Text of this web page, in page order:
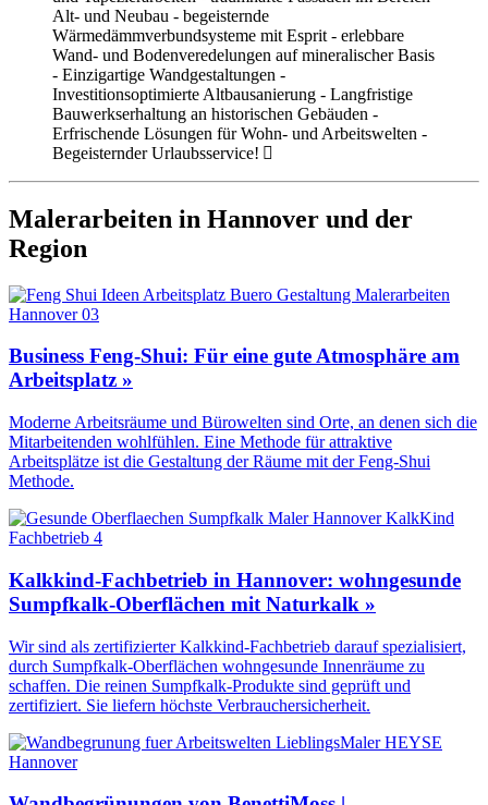
Alt- und Neubau - begeisternde
Wärmedämmverbundsysteme mit Esprit - erlebbare
Wand- und Bodenveredelungen auf mineralischer Basis
- Einzigartige Wandgestaltungen -
Investitionsoptimierte Altbausanierung - Langfristige
Bauwerkserhaltung an historischen Gebäuden -
Erfrischende Lösungen für Wohn- und Arbeitswelten -
Begeisternder Urlaubsservice!
Malerarbeiten in Hannover und der
Region
Business Feng-Shui: Für eine gute Atmosphäre am
Arbeitsplatz »
Moderne Arbeitsräume und Bürowelten sind Orte, an denen sich die
Mitarbeitenden wohlfühlen. Eine Methode für attraktive
Arbeitsplätze ist die Gestaltung der Räume mit der Feng-Shui
Methode.
Kalkkind-Fachbetrieb in Hannover: wohngesunde
Sumpfkalk-Oberflächen mit Naturkalk »
Wir sind als zertifizierter Kalkkind-Fachbetrieb darauf spezialisiert,
durch Sumpfkalk-Oberflächen wohngesunde Innenräume zu
schaffen. Die reinen Sumpfkalk-Produkte sind geprüft und
zertifiziert. Sie liefern höchste Verbrauchersicherheit.